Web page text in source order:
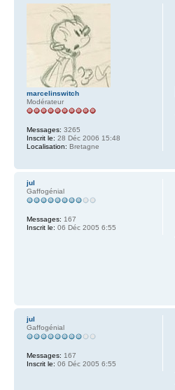
marcelinswitch
Modérateur
Messages: 3265
Inscrit le: 28 Déc 2006 15:48
Localisation: Bretagne
jul
Gaffogénial
Messages: 167
Inscrit le: 06 Déc 2005 6:55
jul
Gaffogénial
Messages: 167
Inscrit le: 06 Déc 2005 6:55